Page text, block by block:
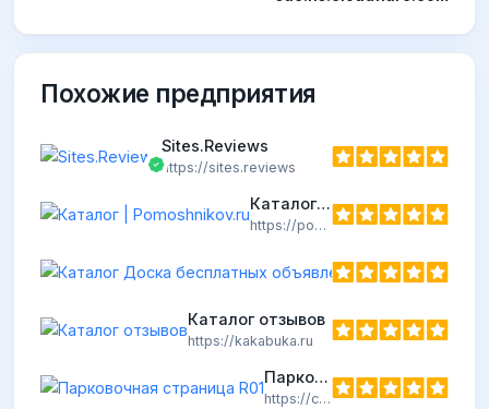
Похожие предприятия
Sites.Reviews
https://sites.reviews
Каталог | Pomoshnikov.ru
https://pomoshnikov.ru
Каталог отзывов
https://kakabuka.ru
Парковочная страница R01
https://cataloguing.ru